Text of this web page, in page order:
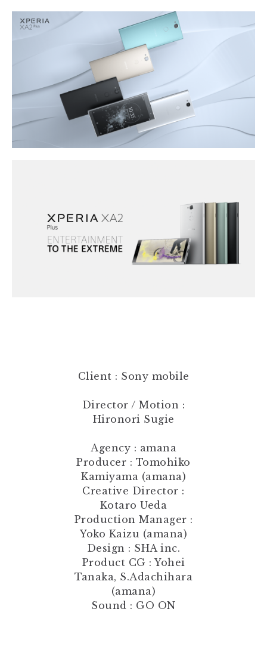
Client : Sony mobile
Director / Motion :
Hironori Sugie
Agency : amana
Producer : Tomohiko
Kamiyama (amana)
Creative Director :
Kotaro Ueda
Production Manager :
Yoko Kaizu (amana)
Design : SHA inc.
Product CG : Yohei
Tanaka, S.Adachihara
(amana)
Sound : GO ON